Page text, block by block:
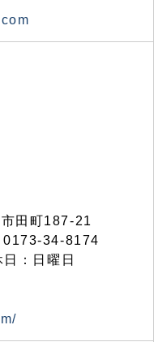
田町187-21
34-8174
：日曜日